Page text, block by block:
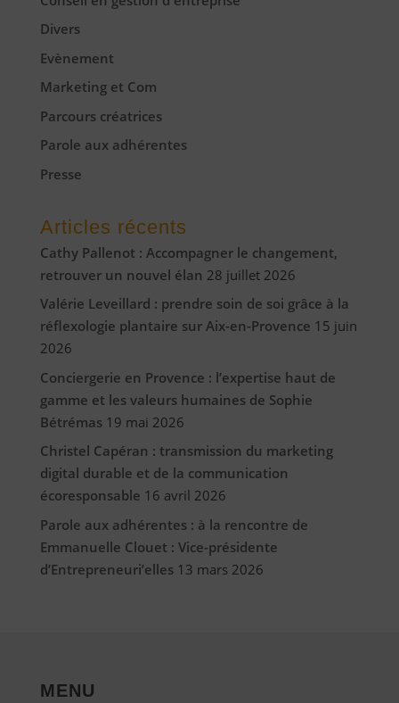
Divers
Evènement
Marketing et Com
Parcours créatrices
Parole aux adhérentes
Presse
Articles récents
Cathy Pallenot : Accompagner le changement,
retrouver un nouvel élan 28 juillet 2026
Valérie Leveillard : prendre soin de soi grâce à la
réflexologie plantaire sur Aix-en-Provence 15 juin
2026
Conciergerie en Provence : l’expertise haut de
gamme et les valeurs humaines de Sophie
Bétrémas 19 mai 2026
Christel Capéran : transmission du marketing
digital durable et de la communication
écoresponsable 16 avril 2026
Parole aux adhérentes : à la rencontre de
Emmanuelle Clouet : Vice-présidente
d’Entrepreneuri’elles 13 mars 2026
MENU